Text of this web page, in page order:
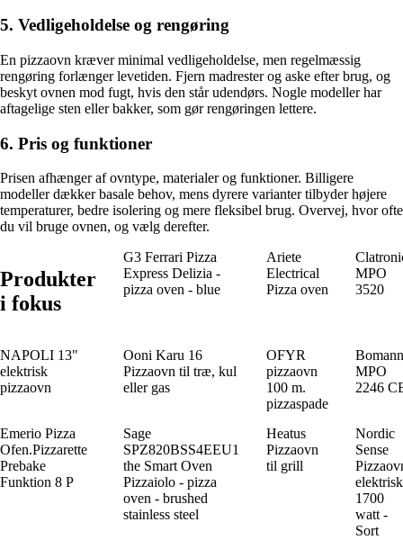
5. Vedligeholdelse og rengøring
En pizzaovn kræver minimal vedligeholdelse, men regelmæssig
rengøring forlænger levetiden. Fjern madrester og aske efter brug, og
beskyt ovnen mod fugt, hvis den står udendørs. Nogle modeller har
aftagelige sten eller bakker, som gør rengøringen lettere.
6. Pris og funktioner
Prisen afhænger af ovntype, materialer og funktioner. Billigere
modeller dækker basale behov, mens dyrere varianter tilbyder højere
temperaturer, bedre isolering og mere fleksibel brug. Overvej, hvor ofte
du vil bruge ovnen, og vælg derefter.
Produkter
i fokus
G3 Ferrari Pizza
Express Delizia -
pizza oven - blue
Ariete
Electrical
Pizza oven
MPO
3520
NAPOLI 13"
elektrisk
pizzaovn
Ooni Karu 16
Pizzaovn til træ, kul
eller gas
OFYR
pizzaovn
100 m.
pizzaspade
Bomann
MPO
2246
Emerio Pizza
Ofen.Pizzarette
Prebake
Funktion 8 P
Sage
SPZ820BSS4EEU1
the Smart Oven
Pizzaiolo - pizza
oven - brushed
stainless steel
Heatus
Pizzaovn
til grill
Nordic
Sense
elektrisk
1700
watt -
Sort